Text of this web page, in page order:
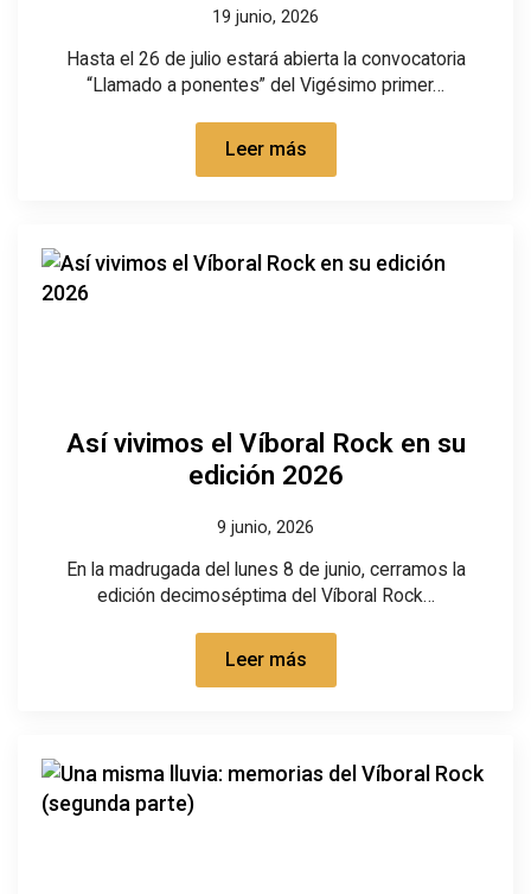
19 junio, 2026
Hasta el 26 de julio estará abierta la convocatoria
“Llamado a ponentes” del Vigésimo primer…
Leer más
Así vivimos el Víboral Rock en su
edición 2026
9 junio, 2026
En la madrugada del lunes 8 de junio, cerramos la
edición decimoséptima del Víboral Rock…
Leer más